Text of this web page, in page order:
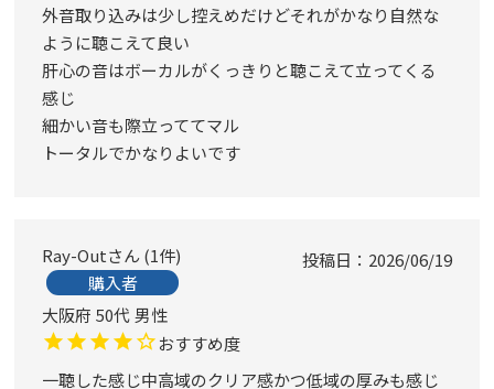
外音取り込みは少し控えめだけどそれがかなり自然な
ように聴こえて良い
肝心の音はボーカルがくっきりと聴こえて立ってくる
感じ
細かい音も際立っててマル
トータルでかなりよいです
Ray-Out 1件
購入者
大阪府 50代 男性
投稿日 2026/06/19
おすすめ度
一聴した感じ中高域のクリア感かつ低域の厚みも感じ